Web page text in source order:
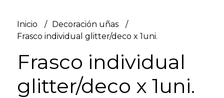
Inicio
Decoración uñas
Frasco individual glitter/deco x 1uni.
Frasco individual
glitter/deco x 1uni.